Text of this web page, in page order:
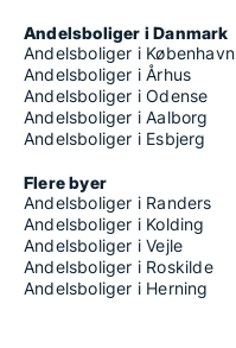
Andelsboliger i Danmark
Andelsboliger i København
Andelsboliger i Århus
Andelsboliger i Odense
Andelsboliger i Aalborg
Andelsboliger i Esbjerg
Flere byer
Andelsboliger i Randers
Andelsboliger i Kolding
Andelsboliger i Vejle
Andelsboliger i Roskilde
Andelsboliger i Herning